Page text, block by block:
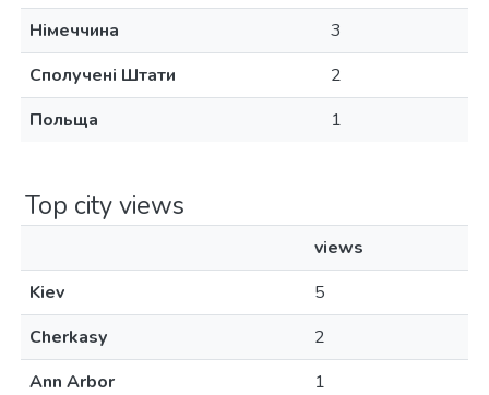
Німеччина
3
Сполучені Штати
2
Польща
1
Top city views
views
Kiev
5
Cherkasy
2
Ann Arbor
1